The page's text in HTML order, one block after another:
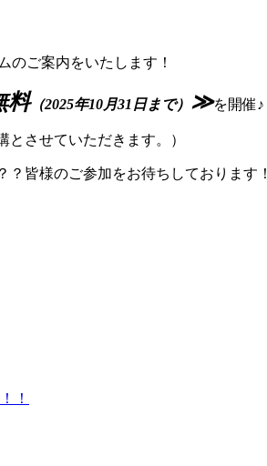
のご案内をいたします！
料（2025年10月31日まで） ≫を開催♪
させていただきます。）
皆様のご参加をお待ちしております！
！